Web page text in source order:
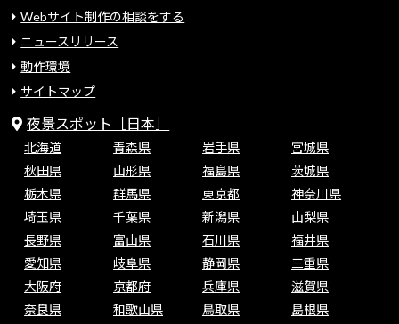
Webサイト制作の相談をする
ニュースリリース
動作環境
サイトマップ
夜景スポット［日本］
北海道 青森県 岩手県
宮城県
秋田県
山形県 福島県
茨城県
栃木県
群馬県 東京都
神奈川県
埼玉県
千葉県 新潟県
山梨県
長野県
富山県 石川県
福井県
愛知県
岐阜県 静岡県
三重県
大阪府
京都府 兵庫県
滋賀県
奈良県
和歌山県 鳥取県
島根県